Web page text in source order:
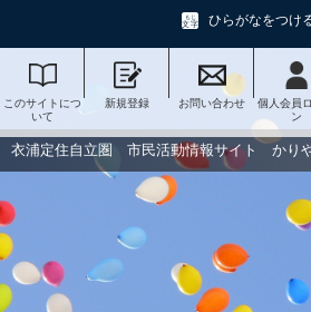
ひらがなをつけ
このサイトにつ
いて
新規登録 お問い合わせ
個人会員
ン
衣浦定住自立圏 市民活動情報サイト かり